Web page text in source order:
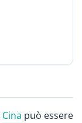
Cina può essere